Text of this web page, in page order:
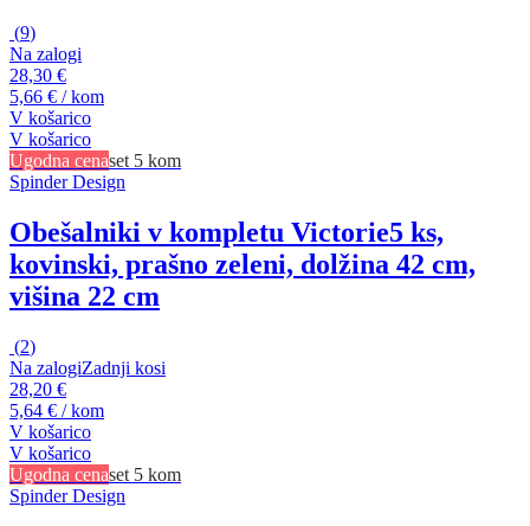
(9)
Na zalogi
28,30 €
5,66 € / kom
V košarico
V košarico
Ugodna cenaset 5 kom
Spinder Design
Obešalniki v kompletu Victorie5 ks,
kovinski, prašno zeleni, dolžina 42 cm,
višina 22 cm
(2)
Na zalogiZadnji kosi
28,20 €
5,64 € / kom
V košarico
V košarico
Ugodna cenaset 5 kom
Spinder Design